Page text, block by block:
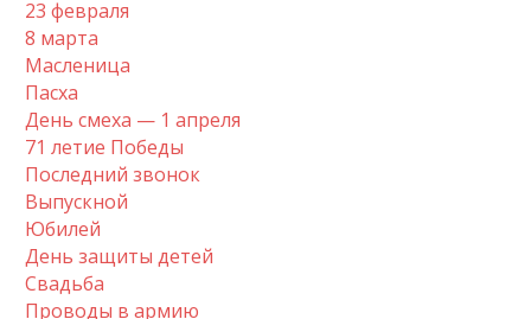
23 февраля
8 марта
Масленица
Пасха
День смеха — 1 апреля
71 летие Победы
Последний звонок
Выпускной
Юбилей
День защиты детей
Свадьба
Проводы в армию